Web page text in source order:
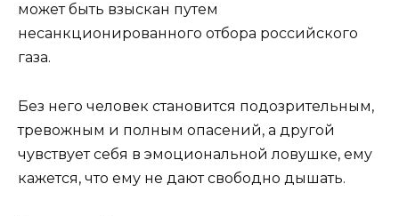
может быть взыскан путем
несанкционированного отбора российского
газа.
Без него человек становится подозрительным,
тревожным и полным опасений, а другой
чувствует себя в эмоциональной ловушке, ему
кажется, что ему не дают свободно дышать.